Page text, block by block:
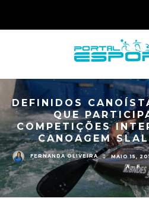
DEFINIDOS
QUE
COMPETIÇÕES
CANOAGEM
FERNANDA OLIVEIRA MAIO 15,
A - F